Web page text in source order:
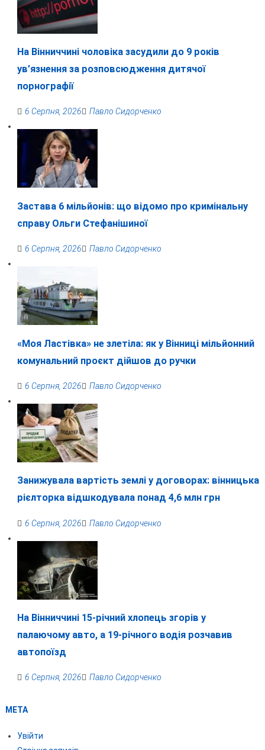
На Вінниччині чоловіка засудили до 9 років
ув’язнення за розповсюдження дитячої
порнографії
6 Серпня, 2026 Павло Сидорченко
Застава 6 мільйонів: що відомо про кримінальну
справу Ольги Стефанішиної
6 Серпня, 2026 Павло Сидорченко
«Моя Ластівка» не злетіла: як у Вінниці мільйонний
комунальний проєкт дійшов до ручки
6 Серпня, 2026 Павло Сидорченко
Занижувала вартість землі у договорах: вінницька
рієлторка відшкодувала понад 4,6 млн грн
6 Серпня, 2026 Павло Сидорченко
На Вінниччині 15-річний хлопець згорів у
палаючому авто, а 19-річного водія розчавив
автопоїзд
6 Серпня, 2026 Павло Сидорченко
МЕТА
Увійти